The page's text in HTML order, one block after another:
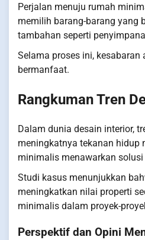
Perjalan menuju rumah
memilih barang-barang yang
tambahan seperti
Selama proses ini,
bermanfaat.
Rangkuman Tren
Dalam dunia desain interior,
meningkatnya tekanan hidup
minimalis menawarkan
Studi kasus menunjukkan
meningkatkan nilai properti
minimalis dalam proyek-
Perspektif dan Opini